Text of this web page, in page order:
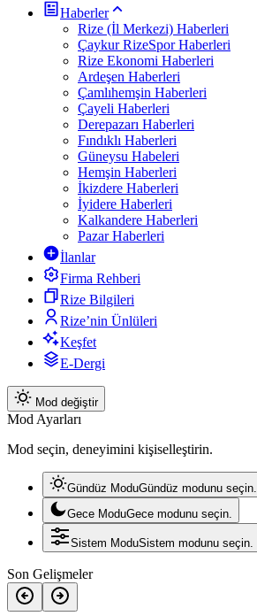
Haberler
Rize (İl Merkezi) Haberleri
Çaykur RizeSpor Haberleri
Rize Ekonomi Haberleri
Ardeşen Haberleri
Çamlıhemşin Haberleri
Çayeli Haberleri
Derepazarı Haberleri
Fındıklı Haberleri
Güneysu Habeleri
Hemşin Haberleri
İkizdere Haberleri
İyidere Haberleri
Kalkandere Haberleri
Pazar Haberleri
İlanlar
Firma Rehberi
Rize Bilgileri
Rize’nin Ünlüleri
Keşfet
E-Dergi
Mod değiştir
Mod Ayarları
Mod seçin, deneyimini kişiselleştirin.
Gündüz ModuGündüz modunu seçin.
Gece ModuGece modunu seçin.
Sistem ModuSistem modunu seçin.
Son Gelişmeler